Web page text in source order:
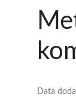
Data